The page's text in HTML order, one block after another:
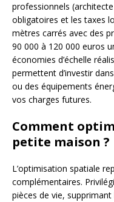
professionnels
obligatoires et les taxes
mètres carrés avec des
90 000 à 120 000 euros
économies d’échelle
permettent d’investir
ou des équipements
vos charges futures.
Comment
petite maison ?
L’optimisation spatiale
complémentaires.
pièces de vie,